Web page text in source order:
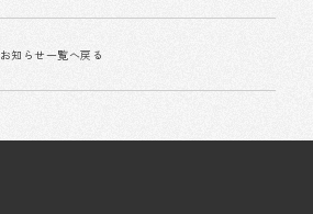
お知らせ一覧へ戻る